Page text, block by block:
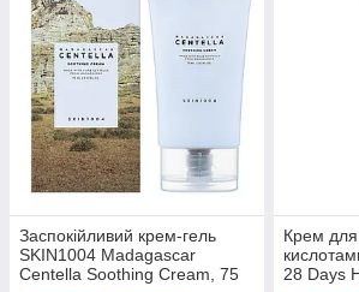
Заспокійливий крем-гель
SKIN1004 Madagascar
Centella Soothing Cream, 75
Крем для
28 Days